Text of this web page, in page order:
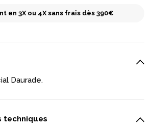
en 3X ou 4X sans frais dès 390€
Daurade.
techniques